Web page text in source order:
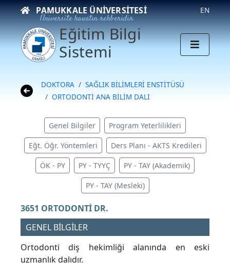
PAMUKKALE ÜNIVERSITESI
Üniversite hayatın rehberidir
EN
Eğitim Bilgi
Sistemi
DOKTORA
SAĞLIK BİLİMLERİ ENSTİTÜSÜ
ORTODONTİ ANA BİLİM DALI
Genel Bilgiler Program Yeterlilikleri
Eğt. Öğr. Yöntemleri Ders Planı - AKTS Kredileri
ÖK - PY PY - TYYÇ PY - TAY (Akademik)
PY - TAY (Mesleki)
3651 ORTODONTİ DR.
GENEL BİLGİLER
Ortodonti diş hekimliği alanında en eski
uzmanlık dalıdır.